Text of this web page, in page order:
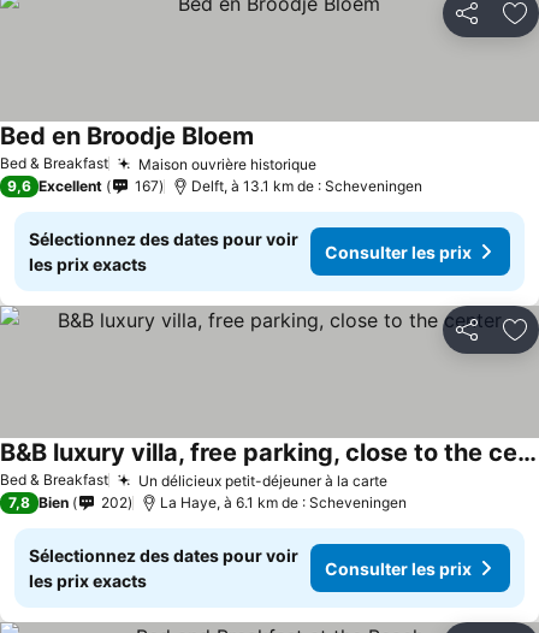
Partager
Bed & Breakfast Maison ouvrière historique
Bed en Broodje Bloem
9,6 Excellent 167 Delft, à 13.1 km de : Scheveningen
Sélectionnez des dates pour voir
les prix exacts
Consulter les prix
Partager
Bed & Breakfast Un délicieux petit-déjeuner à la carte
B&B luxury villa, free parking, close to the center
7,8 Bien 202 La Haye, à 6.1 km de : Scheveningen
Sélectionnez des dates pour voir
les prix exacts
Consulter les prix